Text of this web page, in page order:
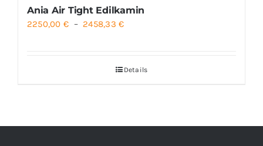
Ania Air Tight Edilkamin
2250,00 € – 2458,33€Plage
2250,00 €
Details